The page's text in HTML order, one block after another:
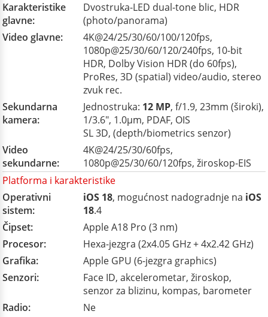
Karakteristike
glavne:
Dvostruka-LED dual-tone blic, HDR
(photo/panorama)
Video glavne:
4K@24/25/30/60/100/120fps,
1080p@25/30/60/120/240fps, 10-bit
HDR, Dolby Vision HDR (do 60fps),
ProRes, 3D (spatial) video/audio, stereo
zvuk rec.
Sekundarna
kamera:
Jednostruka: 12 MP, f/1.9, 23mm (široki),
1/3.6", 1.0µm, PDAF, OIS
SL 3D, (depth/biometrics senzor)
Video
sekundarne:
4K@24/25/30/60fps,
1080p@25/30/60/120fps, žiroskop-EIS
Platforma i karakteristike
Operativni
sistem:
iOS 18, mogućnost nadogradnje na iOS
18.4
Čipset:
Apple A18 Pro (3 nm)
Procesor:
Hexa-jezgra (2x4.05 GHz + 4x2.42 GHz)
Grafika:
Apple GPU (6-jezgra graphics)
Senzori:
Face ID, akcelerometar, žiroskop,
senzor za blizinu, kompas, barometer
Radio:
Ne